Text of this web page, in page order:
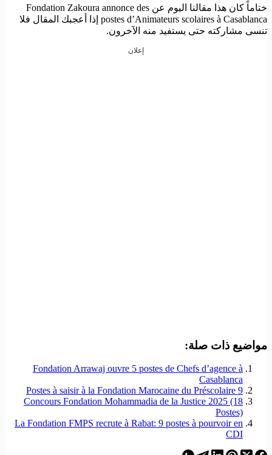
ختاماً كان هذا مقالنا اليوم عن Fondation Zakoura annonce des
postes d’Animateurs scolaires à Casablanca إذا أعجبك المقال فلا
تنسى مشاركته حتى يستفيد منه الآخرون.
إعلان
مواضيع ذات صلة:
Fondation Arrawaj ouvre 5 postes de Chefs d’agence à
Casablanca
9 Postes à saisir à la Fondation Marocaine du Préscolaire
Concours Fondation Mohammadia de la Justice 2025 (18
Postes)
La Fondation FMPS recrute à Rabat: 9 postes à pourvoir en
CDI